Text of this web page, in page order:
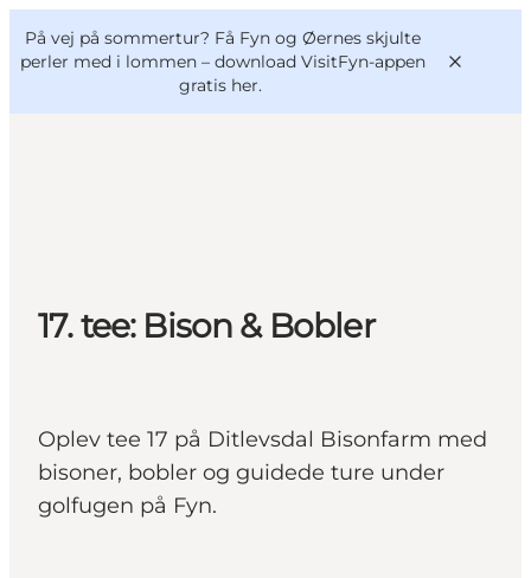
På vej på sommertur? Få Fyn og Øernes skjulte
perler med i lommen – download VisitFyn-appen
gratis her.
Mad og drikke
VisitFyn
Deutsch
17. tee: Bison & Bobler
Oplev tee 17 på Ditlevsdal Bisonfarm med
bisoner, bobler og guidede ture under
golfugen på Fyn.